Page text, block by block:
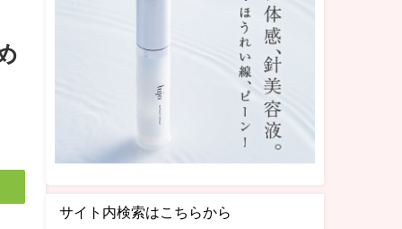
サイト内検索はこちらから